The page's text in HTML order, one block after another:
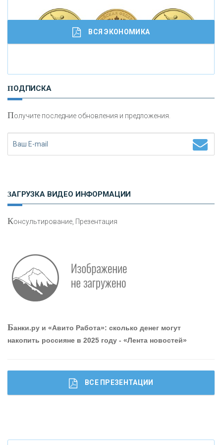
Работа мечты. Что банки делают для того, чтобы
привлечь и удержать персонал - «Интервью»
И
сохранения и увеличения капитала
Что будет с наличными деньгами при цифровом
ВСЯ ЭКОНОМИКА
ПОДПИСКА
Получите последние обновления и предложения.
ЗАГРУЗКА ВИДЕО ИНФОРМАЦИИ
Консультирование, Презентация
Банки.ру и «Авито Работа»: сколько денег могут
накопить россияне в 2025 году - «Лента новостей»
ВСЕ ПРЕЗЕНТАЦИИ